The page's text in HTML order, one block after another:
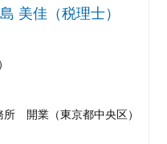
美佳（税理士）
開業（東京都中央区）